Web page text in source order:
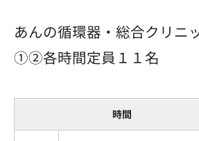
あんの循環器・総合クリニ
①②各時間定員１１名
時間